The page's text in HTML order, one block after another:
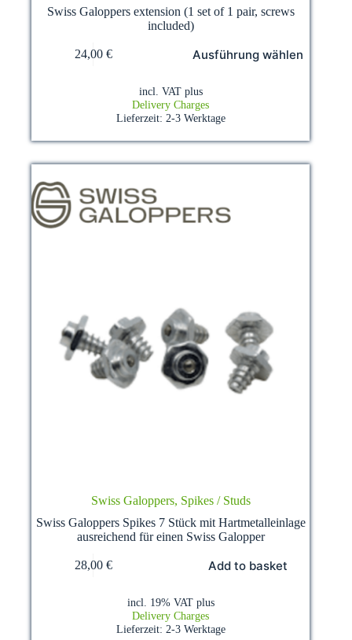
Swiss Galoppers extension (1 set of 1 pair, screws
included)
24,00 € Ausführung wählen
may
the
product
page
incl. VAT plus
Delivery Charges
Lieferzeit: 2-3 Werktage
Swiss Galoppers, Spikes / Studs
Swiss Galoppers Spikes 7 Stück mit Hartmetalleinlage
ausreichend für einen Swiss Galopper
28,00 € Add to basket
incl. 19% VAT plus
Delivery Charges
Lieferzeit: 2-3 Werktage